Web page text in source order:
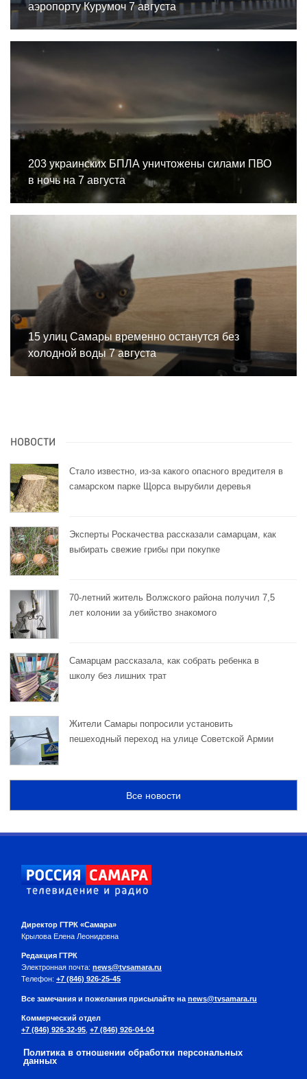
аэропорту Курумоч 7 августа
203 украинских БПЛА уничтожены силами ПВО
в ночь на 7 августа
15 улиц Самары временно останутся без
холодной воды 7 августа
НОВОСТИ
Стало известно, из-за какого опасного вредителя в
самарском парке Щорса вырубили деревья
Эксперты Роскачества рассказали самарцам, как
выбирать свежие грибы при покупке
70-летний житель Волжского района получил 7,5
лет колонии за убийство знакомого
Самарцам рассказала, как собрать ребенка в
школу без лишних трат
Жители Самары попросили установить
пешеходный переход на улице Советской Армии
Все новости
Директор ГТРК «Самара»
Крылова Елена Леонидовна
Редакция ГТРК
Электронная почта: news@tvsamara.ru
Телефон: +7 (846) 926-25-45
Все замечания и пожелания присылайте на news@tvsamara.ru
Коммерческий отдел
+7 (846) 926-32-95 +7 (846) 926-04-04
Политика в отношении обработки персональных
данных